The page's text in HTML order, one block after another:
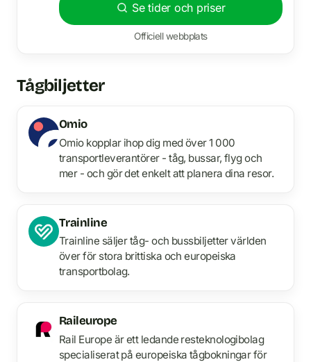
Se tider och priser
Officiell webbplats
Tågbiljetter
Omio
Omio kopplar ihop dig med över 1 000
transportleverantörer - tåg, bussar, flyg och
mer - och gör det enkelt att planera dina resor.
Trainline
Trainline säljer tåg- och bussbiljetter världen
över för stora brittiska och europeiska
transportbolag.
Raileurope
Rail Europe är ett ledande resteknologibolag
specialiserat på europeiska tågbokningar för